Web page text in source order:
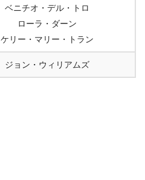
ベニチオ・デル・トロ
ローラ・ダーン
ケリー・マリー・トラン
ジョン・ウィリアムズ